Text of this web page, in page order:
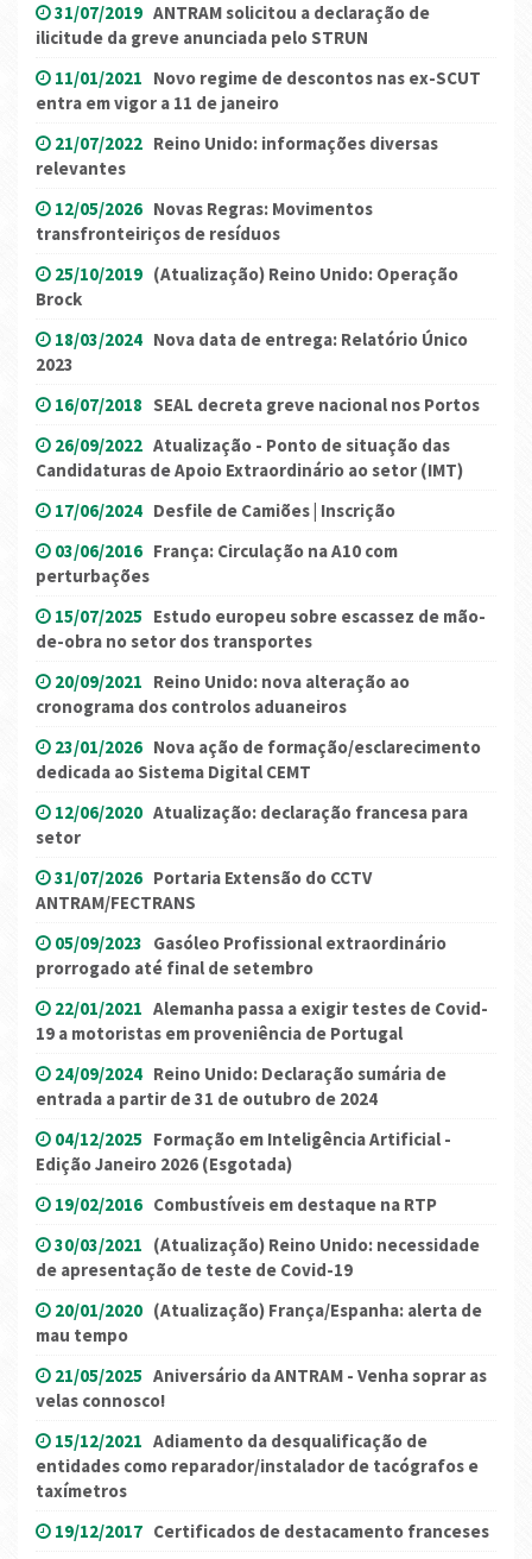
31/07/2019 ANTRAM solicitou a declaração de
ilicitude da greve anunciada pelo STRUN
11/01/2021 Novo regime de descontos nas ex-SCUT
entra em vigor a 11 de janeiro
21/07/2022 Reino Unido: informações diversas
relevantes
12/05/2026 Novas Regras: Movimentos
transfronteiriços de resíduos
25/10/2019 (Atualização) Reino Unido: Operação
Brock
18/03/2024 Nova data de entrega: Relatório Único
2023
16/07/2018 SEAL decreta greve nacional nos Portos
26/09/2022 Atualização - Ponto de situação das
Candidaturas de Apoio Extraordinário ao setor (IMT)
17/06/2024 Desfile de Camiões | Inscrição
03/06/2016 França: Circulação na A10 com
perturbações
15/07/2025 Estudo europeu sobre escassez de mão-
de-obra no setor dos transportes
20/09/2021 Reino Unido: nova alteração ao
cronograma dos controlos aduaneiros
23/01/2026 Nova ação de formação/esclarecimento
dedicada ao Sistema Digital CEMT
12/06/2020 Atualização: declaração francesa para
setor
31/07/2026 Portaria Extensão do CCTV
ANTRAM/FECTRANS
05/09/2023 Gasóleo Profissional extraordinário
prorrogado até final de setembro
22/01/2021 Alemanha passa a exigir testes de Covid-
19 a motoristas em proveniência de Portugal
24/09/2024 Reino Unido: Declaração sumária de
entrada a partir de 31 de outubro de 2024
04/12/2025 Formação em Inteligência Artificial -
Edição Janeiro 2026 (Esgotada)
19/02/2016 Combustíveis em destaque na RTP
30/03/2021 (Atualização) Reino Unido: necessidade
de apresentação de teste de Covid-19
20/01/2020 (Atualização) França/Espanha: alerta de
mau tempo
21/05/2025 Aniversário da ANTRAM - Venha soprar as
velas connosco!
15/12/2021 Adiamento da desqualificação de
entidades como reparador/instalador de tacógrafos e
taxímetros
19/12/2017 Certificados de destacamento franceses